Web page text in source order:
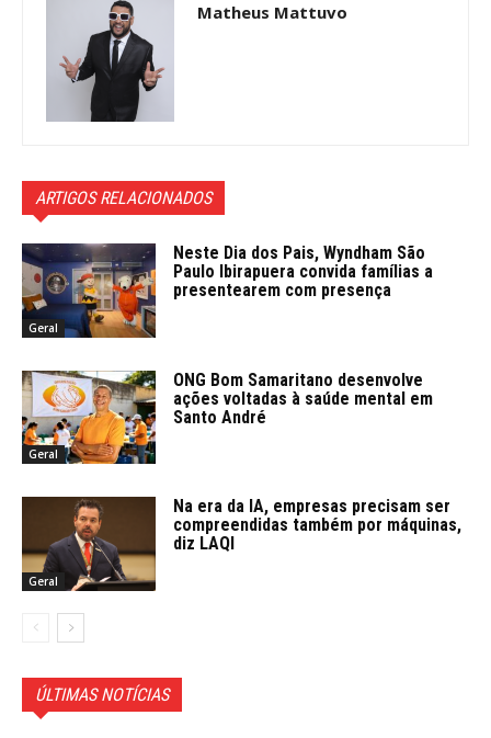
Matheus Mattuvo
ARTIGOS RELACIONADOS
Geral
Neste Dia dos Pais, Wyndham São
Paulo Ibirapuera convida famílias a
presentearem com presença
Geral
ONG Bom Samaritano desenvolve
ações voltadas à saúde mental em
Santo André
Geral
Na era da IA, empresas precisam ser
compreendidas também por máquinas,
diz LAQI
ÚLTIMAS NOTÍCIAS